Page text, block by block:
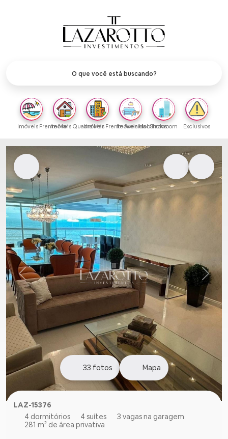
Imóveis Frente MarImóveis Quadra MarImóveis Frente Avenida
Imóveis Mobiliados
Showroom Exclusivos
33 fotos Mapa
LAZ-15376
4 dormitórios
4 suítes
3 vagas na garagem
281 m² de área privativa